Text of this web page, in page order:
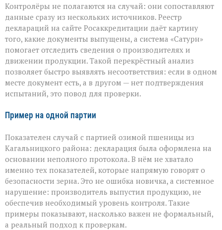
Контролёры не полагаются на случай: они сопоставляют
данные сразу из нескольких источников. Реестр
деклараций на сайте Росаккредитации даёт картину
того, какие документы выпущены, а система «Сатурн»
помогает отследить сведения о производителях и
движении продукции. Такой перекрёстный анализ
позволяет быстро выявлять несоответствия: если в одном
месте документ есть, а в другом — нет подтверждения
испытаний, это повод для проверки.
Пример на одной партии
Показателен случай с партией озимой пшеницы из
Кагальницкого района: декларация была оформлена на
основании неполного протокола. В нём не хватало
именно тех показателей, которые напрямую говорят о
безопасности зерна. Это не ошибка новичка, а системное
нарушение: производитель выпустил продукцию, не
обеспечив необходимый уровень контроля. Такие
примеры показывают, насколько важен не формальный,
а реальный подход к проверкам.